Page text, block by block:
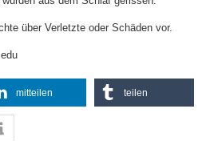
über Verletzte oder Schäden vor.
mitteilen teilen